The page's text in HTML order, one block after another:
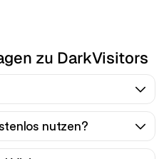
zu DarkVisitors
nutzen?